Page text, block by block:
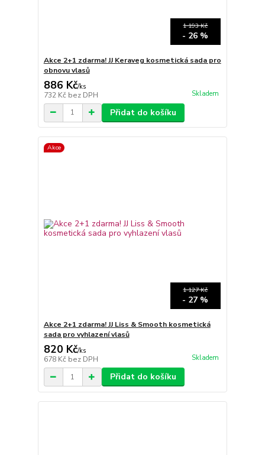
1 193 Kč
- 26 %
Akce 2+1 zdarma! JJ Keraveg kosmetická sada pro
obnovu vlasů
886 Kč/ks
732 Kč bez DPH Skladem
Přidat do košíku
Akce
1 127 Kč
- 27 %
Akce 2+1 zdarma! JJ Liss & Smooth kosmetická
sada pro vyhlazení vlasů
820 Kč/ks
678 Kč bez DPH Skladem
Přidat do košíku